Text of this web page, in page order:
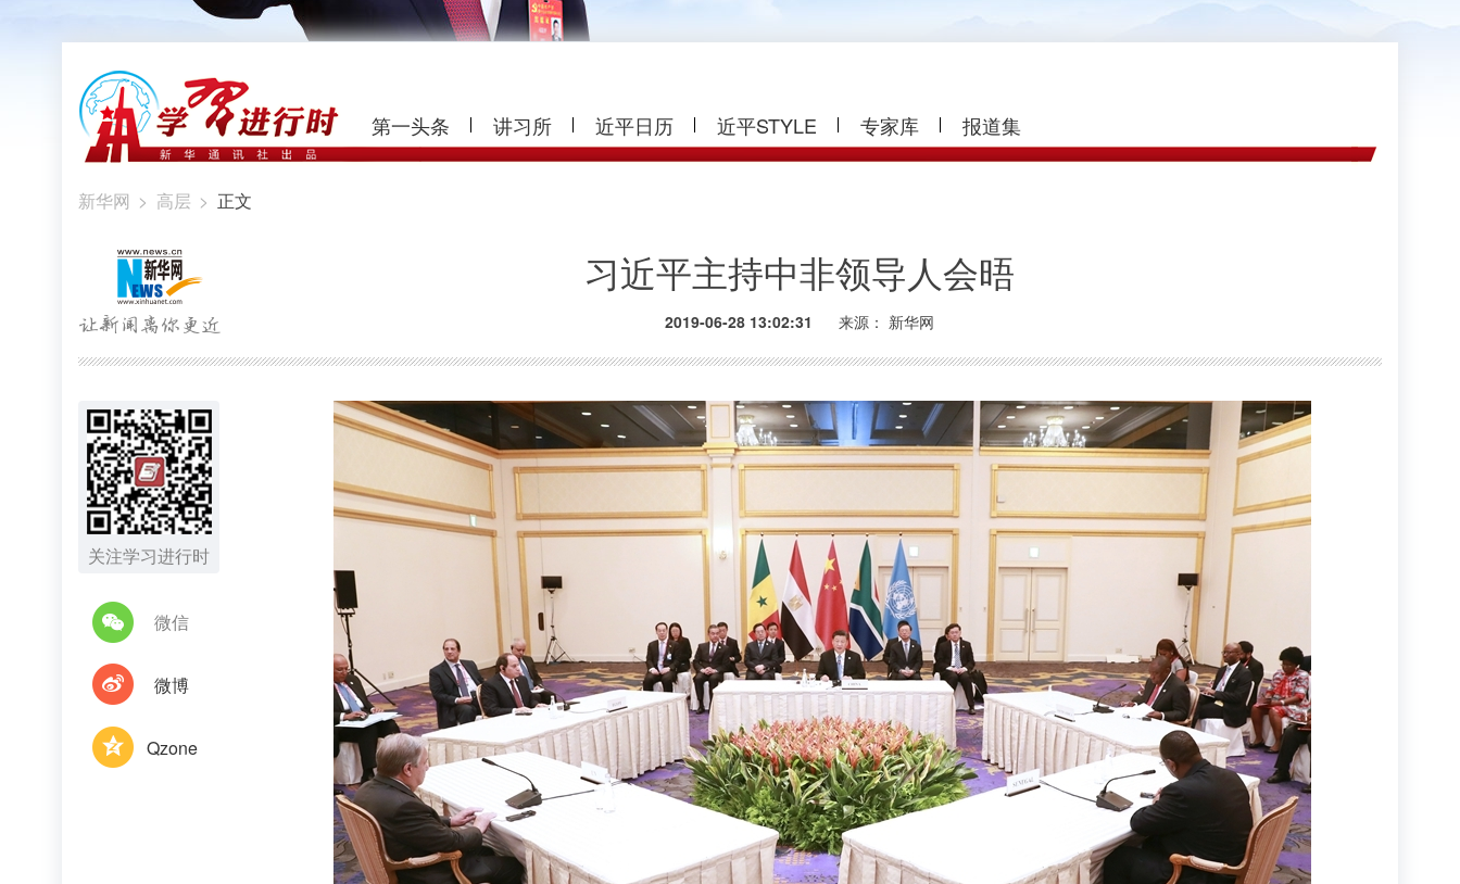
第一头条 讲习所 近平日历 近平STYLE 专家库 报道集
新华网 > 高层 > 正文
习近平主持中非领导人会晤
2019-06-28 13:02:31 来源： 新华网
关注学习进行时
微信
微博
Qzone